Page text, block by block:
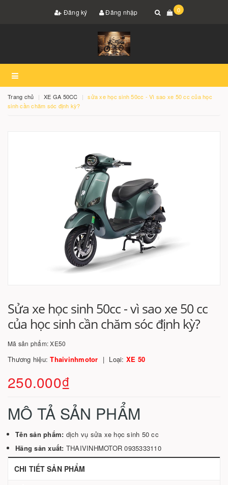
Đăng ký Đăng nhập 0
Trang chủ XE GA 50CC
sửa xe học sinh 50cc - Vì sao xe 50 cc của học
sinh cần chăm sóc định kỳ?
Sửa xe học sinh 50cc - vì sao xe 50 cc
của học sinh cần chăm sóc định kỳ?
Mã sản phẩm:XE50
Thương hiệu:Thaivinhmotor Loại: XE 50
250.000₫
MÔ TẢ SẢN PHẨM
Tên sản phẩm: dịch vụ sửa xe học sinh 50 cc
Hãng sản xuất: THAIVINHMOTOR 0935333110
CHI TIẾT SẢN PHẨM